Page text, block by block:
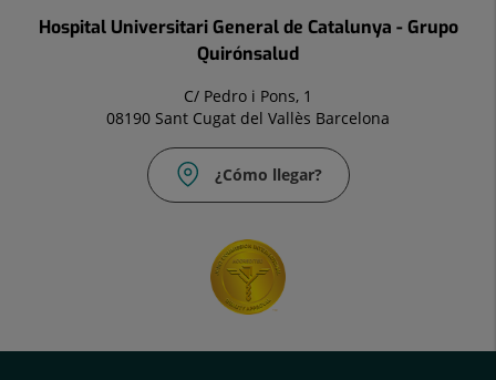
Hospital Universitari General de Catalunya - Grupo
Quirónsalud
C/ Pedro i Pons, 1
08190 Sant Cugat del Vallès Barcelona
¿Cómo llegar?